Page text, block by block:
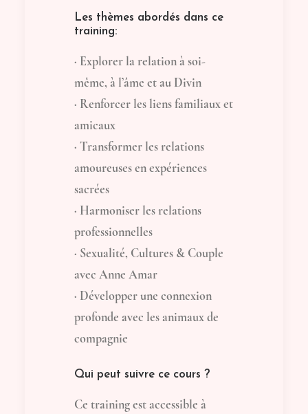
Les thèmes abordés dans ce
training:
· Explorer la relation à soi-
même, à l’âme et au Divin
· Renforcer les liens familiaux et
amicaux
· Transformer les relations
amoureuses en expériences
sacrées
· Harmoniser les relations
professionnelles
· Sexualité, Cultures & Couple
avec Anne Amar
· Développer une connexion
profonde avec les animaux de
compagnie
Qui peut suivre ce cours ?
Ce training est accessible à